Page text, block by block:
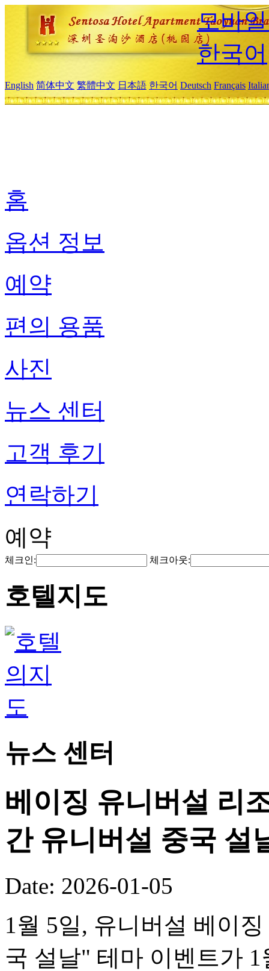
모바
한국어
English 简体中文 繁體中文 日本語 한국어 Deutsch Français
홈
옵션 정보
예약
편의 용품
사진
뉴스 센터
고객 후기
연락하기
예약
체크인: 체크아웃:
호텔지도
뉴스 센터
베이징 유니버설 리
간 유니버설 중국 설
Date: 2026-01-05
1월 5일, 유니버설 베이
국 설날" 테마 이벤트가